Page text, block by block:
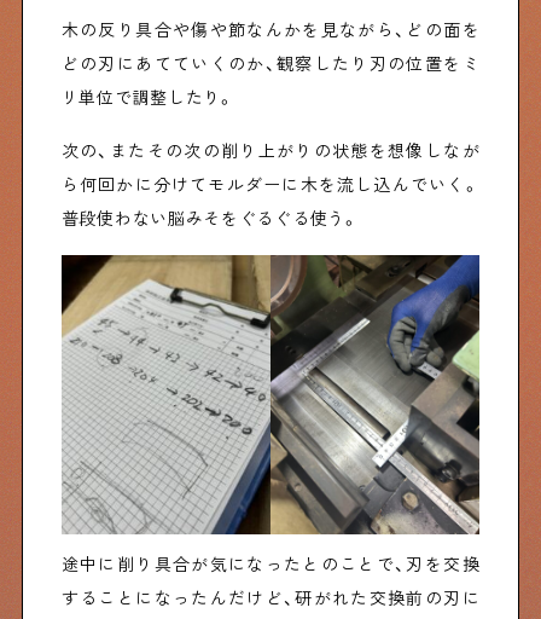
木の反り具合や傷や節なんかを見ながら、どの面を
どの刃にあてていくのか、観察したり刃の位置をミ
リ単位で調整したり。
次の、またその次の削り上がりの状態を想像しなが
ら何回かに分けてモルダーに木を流し込んでいく。
普段使わない脳みそをぐるぐる使う。
途中に削り具合が気になったとのことで、刃を交換
することになったんだけど、研がれた交換前の刃に